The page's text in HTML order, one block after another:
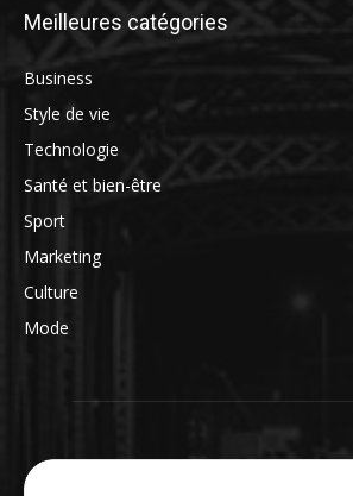
Meilleures catégories
Business
Style de vie
Technologie
Santé et bien-être
Sport
Marketing
Culture
Mode